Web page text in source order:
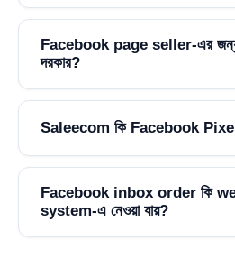
Facebook page seller-এর
দরকার?
Saleecom কি Facebook
Facebook inbox order কি
system-এ নেওয়া যায়?